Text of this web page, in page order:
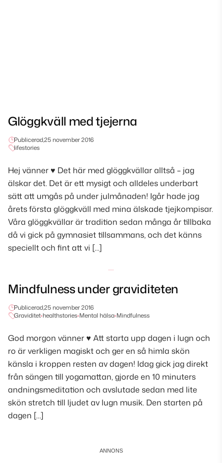
Glöggkväll med tjejerna
Publicerad,25 november 2016
lifestories
Hej vänner ♥ Det här med glöggkvällar alltså – jag
älskar det. Det är ett mysigt och alldeles underbart
sätt att umgås på under julmånaden! Igår hade jag
årets första glöggkväll med mina älskade tjejkompisar.
Våra glöggkvällar är tradition sedan många år tillbaka
då vi gick på gymnasiet tillsammans, och det känns
speciellt och fint att vi […]
Mindfulness under graviditeten
Publicerad,25 november 2016
Graviditet•healthstories•Mental hälsa•Mindfulness
God morgon vänner ♥ Att starta upp dagen i lugn och
ro är verkligen magiskt och ger en så himla skön
känsla i kroppen resten av dagen! Idag gick jag direkt
från sängen till yogamattan, gjorde en 10 minuters
andningsmeditation och avslutade sedan med lite
skön stretch till ljudet av lugn musik. Den starten på
dagen […]